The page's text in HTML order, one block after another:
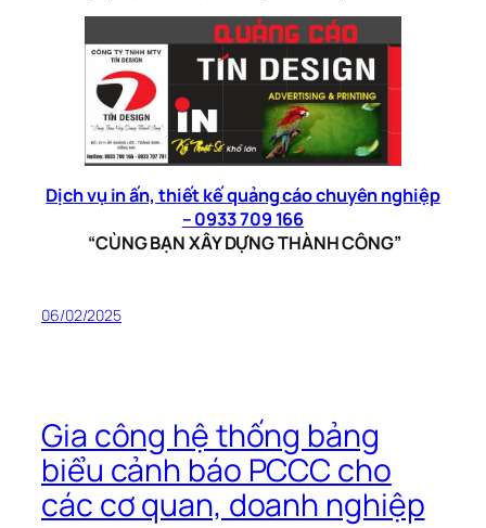
Dịch vụ in ấn, thiết kế quảng cáo chuyên nghiệp
– 0933 709 166
“CÙNG BẠN XÂY DỰNG THÀNH CÔNG”
06/02/2025
Gia công hệ thống bảng
biểu cảnh báo PCCC cho
các cơ quan, doanh nghiệp